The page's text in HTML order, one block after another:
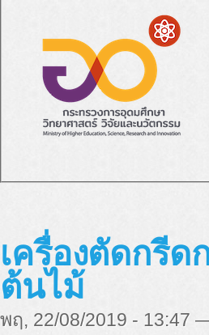
เครื่องตัดกรีด
ต้นไม้
พฤ, 22/08/2019 - 13:47